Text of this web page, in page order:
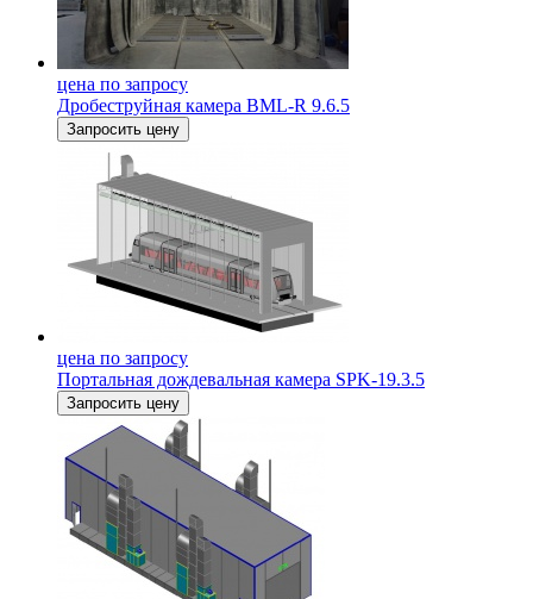
цена по запросу
Дробеструйная камера BML-R 9.6.5
Запросить цену
цена по запросу
Портальная дождевальная камера SPK-19.3.5
Запросить цену